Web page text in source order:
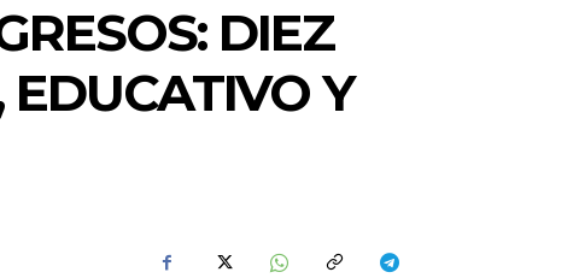
DIEZ
Y